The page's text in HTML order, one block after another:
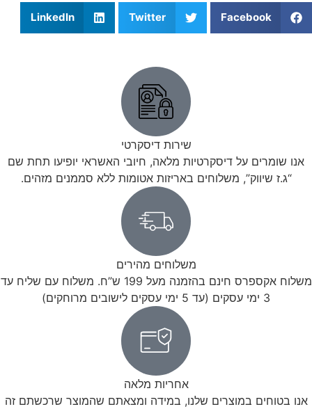
Facebook
Twitter
LinkedIn
שירות דיסקרטי
אנו שומרים על דיסקרטיות מלאה, חיובי האשראי יופיעו תחת שם
“ג.ז שיווק”, משלוחים באריזות אטומות ללא סממנים מזהים.
משלוחים מהירים
משלוח אקספרס חינם בהזמנה מעל 199 ש”ח. משלוח עם שליח עד
3 ימי עסקים (עד 5 ימי עסקים לישובים מרוחקים)
אחריות מלאה
אנו בטוחים במוצרים שלנו, במידה ומצאתם שהמוצר שרכשתם זה